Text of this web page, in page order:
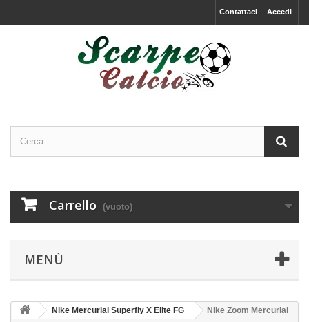
Accedi
Contattaci
Carrello (vuoto)
MENÙ
Nike Mercurial Superfly X Elite FG
Nike Zoom Mercurial